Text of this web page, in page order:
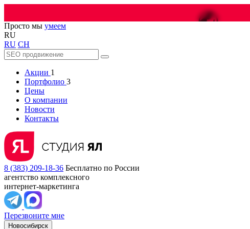
😎
Просто мы умеем
RU
RU CH
Акции 1
Портфолио 3
Цены
О компании
Новости
Контакты
8 (383) 209-18-36 Бесплатно по России
агентство комплексного
интернет-маркетинга
Перезвоните мне
Новосибирск